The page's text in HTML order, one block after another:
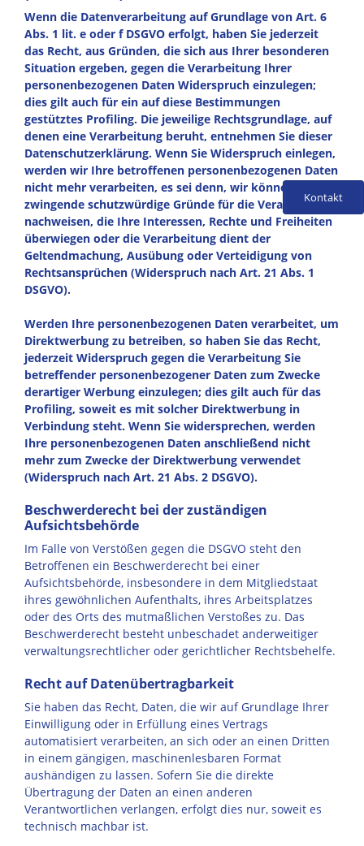
Wenn die Datenverarbeitung auf Grundlage von Art. 6
Abs. 1 lit. e oder f DSGVO erfolgt, haben Sie jederzeit
das Recht, aus Gründen, die sich aus Ihrer besonderen
Situation ergeben, gegen die Verarbeitung Ihrer
personenbezogenen Daten Widerspruch einzulegen;
dies gilt auch für ein auf diese Bestimmungen
gestütztes Profiling. Die jeweilige Rechtsgrundlage, auf
denen eine Verarbeitung beruht, entnehmen Sie dieser
Datenschutzerklärung. Wenn Sie Widerspruch einlegen,
werden wir Ihre betroffenen personenbezogenen Daten
nicht mehr verarbeiten, es sei denn, wir können
zwingende schutzwürdige Gründe für die Verarbeitung
nachweisen, die Ihre Interessen, Rechte und Freiheiten
überwiegen oder die Verarbeitung dient der
Geltendmachung, Ausübung oder Verteidigung von
Rechtsansprüchen (Widerspruch nach Art. 21 Abs. 1
DSGVO).
Werden Ihre personenbezogenen Daten verarbeitet, um
Direktwerbung zu betreiben, so haben Sie das Recht,
jederzeit Widerspruch gegen die Verarbeitung Sie
betreffender personenbezogener Daten zum Zwecke
derartiger Werbung einzulegen; dies gilt auch für das
Profiling, soweit es mit solcher Direktwerbung in
Verbindung steht. Wenn Sie widersprechen, werden
Ihre personenbezogenen Daten anschließend nicht
mehr zum Zwecke der Direktwerbung verwendet
(Widerspruch nach Art. 21 Abs. 2 DSGVO).
Beschwerderecht bei der zuständigen
Aufsichtsbehörde
Im Falle von Verstößen gegen die DSGVO steht den
Betroffenen ein Beschwerderecht bei einer
Aufsichtsbehörde, insbesondere in dem Mitgliedstaat
ihres gewöhnlichen Aufenthalts, ihres Arbeitsplatzes
oder des Orts des mutmaßlichen Verstoßes zu. Das
Beschwerderecht besteht unbeschadet anderweitiger
verwaltungsrechtlicher oder gerichtlicher Rechtsbehelfe.
Recht auf Datenübertragbarkeit
Sie haben das Recht, Daten, die wir auf Grundlage Ihrer
Einwilligung oder in Erfüllung eines Vertrags
automatisiert verarbeiten, an sich oder an einen Dritten
in einem gängigen, maschinenlesbaren Format
aushändigen zu lassen. Sofern Sie die direkte
Übertragung der Daten an einen anderen
Verantwortlichen verlangen, erfolgt dies nur, soweit es
technisch machbar ist.
Kontakt